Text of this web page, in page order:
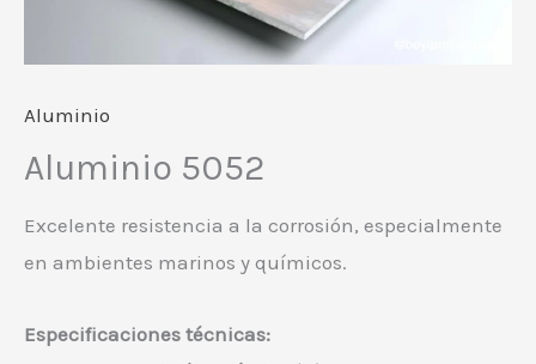
Aluminio
Aluminio 5052
Excelente resistencia a la corrosión, especialmente
en ambientes marinos y químicos.
Especificaciones técnicas: